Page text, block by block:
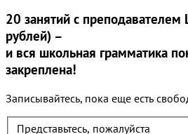
20 занятий с преподавателем
рублей) –
и вся школьная грамматика
закреплена!
Записывайтесь, пока еще есть
Представьтесь, пожалуйста